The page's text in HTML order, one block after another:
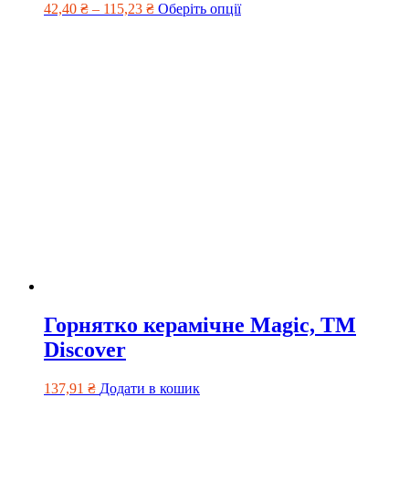
42,40 ₴ – 115,23 ₴ Оберіть опції
Горнятко керамічне Magic, ТМ
Discover
137,91 ₴ Додати в кошик